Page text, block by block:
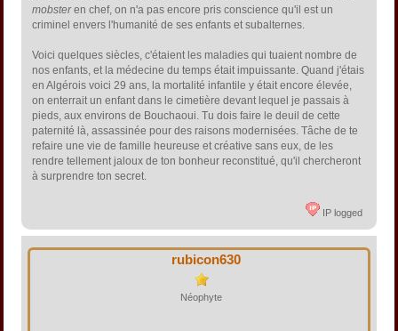
mobsteren chef, on n'a pas encore pris conscience qu'il est un
criminel envers l'humanité de ses enfants et subalternes.
Voici quelques siècles, c'étaient les maladies qui tuaient nombre de
nos enfants, et la médecine du temps était impuissante. Quand j'étais
en Algérois voici 29 ans, la mortalité infantile y était encore élevée,
on enterrait un enfant dans le cimetière devant lequel je passais à
pieds, aux environs de Bouchaoui. Tu dois faire le deuil de cette
paternité là, assassinée pour des raisons modernisées. Tâche de te
refaire une vie de famille heureuse et créative sans eux, de les
rendre tellement jaloux de ton bonheur reconstitué, qu'il chercheront
à surprendre ton secret.
IP logged
rubicon630
Néophyte